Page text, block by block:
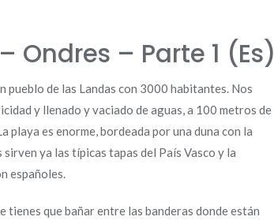
Ondres – Parte 1 (Es)
pueblo de las Landas con 3000 habitantes. Nos
y llenado y vaciado de aguas, a 100 metros de
playa es enorme, bordeada por una duna con la
ya las típicas tapas del País Vasco y la
españoles.
tienes que bañar entre las banderas donde están